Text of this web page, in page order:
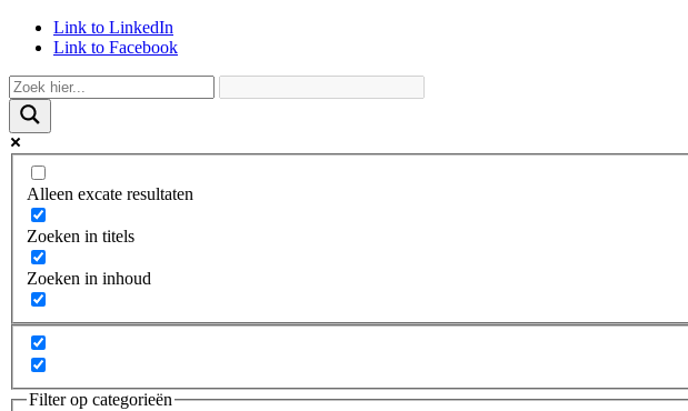
Link to LinkedIn
Link to Facebook
Alleen excate resultaten
Zoeken in titels
Zoeken in inhoud
Filter op categorieën